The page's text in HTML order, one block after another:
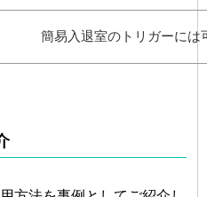
簡易入退室のトリガーには